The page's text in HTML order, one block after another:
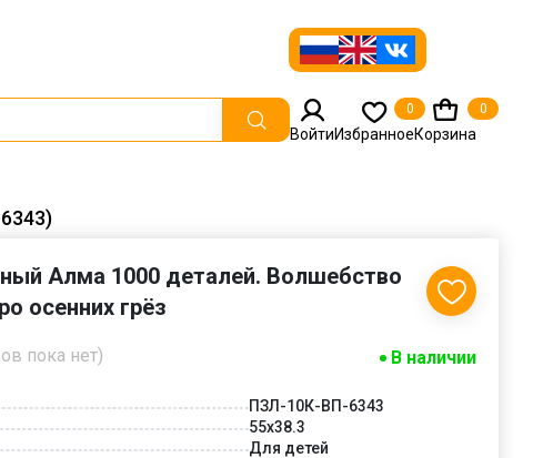
ВойтиИзбранное
0
Корзина
0
Алма 1000 деталей. Волшебство
осенних грёз
пока нет) В наличии
ПЗЛ-10К-ВП-6343
55х38.3
Для детей